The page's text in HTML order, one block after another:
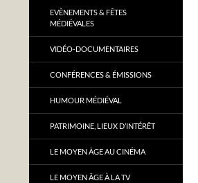
EVÈNEMENTS & FÊTES
MÉDIÉVALES
VIDÉO-DOCUMENTAIRES
CONFÉRENCES & ÉMISSIONS
HUMOUR MÉDIÉVAL
PATRIMOINE, LIEUX D’INTÉRÊT
LE MOYEN ÂGE AU CINÉMA
LE MOYEN ÂGE À LA TV